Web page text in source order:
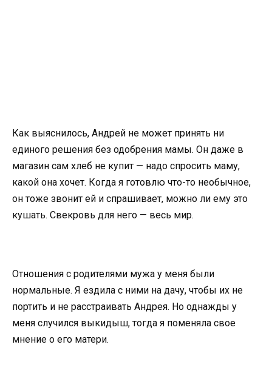
Как выяснилось, Андрей не может принять ни
единого решения без одобрения мамы. Он даже в
магазин сам хлеб не купит — надо спросить маму,
какой она хочет. Когда я готовлю что-то необычное,
он тоже звонит ей и спрашивает, можно ли ему это
кушать. Свекровь для него — весь мир.
Отношения с родителями мужа у меня были
нормальные. Я ездила с ними на дачу, чтобы их не
портить и не расстраивать Андрея. Но однажды у
меня случился выкидыш, тогда я поменяла свое
мнение о его матери.